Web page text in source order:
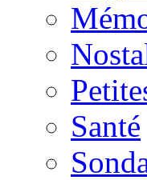
Santé